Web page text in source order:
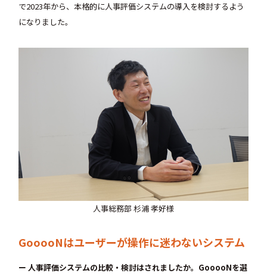
で2023年から、本格的に人事評価システムの導入を検討するよう
になりました。
人事総務部 杉浦 孝好様
GooooNはユーザーが操作に迷わないシステム
ー 人事評価システムの比較・検討はされましたか。GooooNを選